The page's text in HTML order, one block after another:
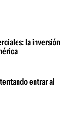
la inversión
entrar al